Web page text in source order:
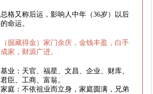
总格又称后运，影响人中年（36岁）以后
的命运。
（掘藏得金）家门余庆，金钱丰盈，白手
成家，财源广进。
基业：天官、福星、文昌、企业、财库、
君臣、工商、富翁。
家庭：不依祖业而立身，家庭圆满，兄弟